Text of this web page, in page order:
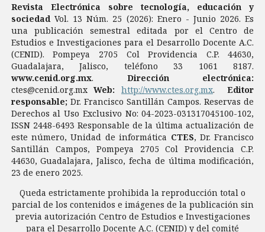
Revista Electrónica sobre tecnología, educación y
sociedad Vol. 13 Núm. 25 (2026): Enero - Junio 2026. Es
una publicación semestral editada por el Centro de
Estudios e Investigaciones para el Desarrollo Docente A.C.
(CENID). Pompeya 2705 Col Providencia C.P. 44630,
Guadalajara, Jalisco, teléfono 33 1061 8187.
www.cenid.org.mx. Dirección electrónica:
ctes@cenid.org.mxWeb: http://www.ctes.org.mx. Editor
responsable; Dr. Francisco Santillán Campos. Reservas de
Derechos al Uso Exclusivo No: 04-2023-031317045100-102,
ISSN 2448-6493 Responsable de la última actualización de
este número, Unidad de informática CTES, Dr. Francisco
Santillán Campos, Pompeya 2705 Col Providencia C.P.
44630, Guadalajara, Jalisco, fecha de última modificación,
23 de enero 2025.
Queda estrictamente prohibida la reproducción total o
parcial de los contenidos e imágenes de la publicación sin
previa autorización Centro de Estudios e Investigaciones
para el Desarrollo Docente A.C. (CENID) y del comité